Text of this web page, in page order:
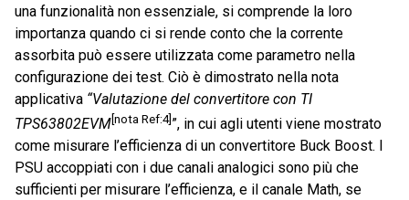
una funzionalità non essenziale, si comprende la loro
importanza quando ci si rende conto che la corrente
assorbita può essere utilizzata come parametro nella
configurazione dei test. Ciò è dimostrato nella nota
applicativa “Valutazione del convertitore con TI
TPS63802EVM [nota Ref:4] ”, in cui agli utenti viene mostrato
come misurare l’efficienza di un convertitore Buck Boost. I
PSU accoppiati con i due canali analogici sono più che
sufficienti per misurare l’efficienza, e il canale Math, se